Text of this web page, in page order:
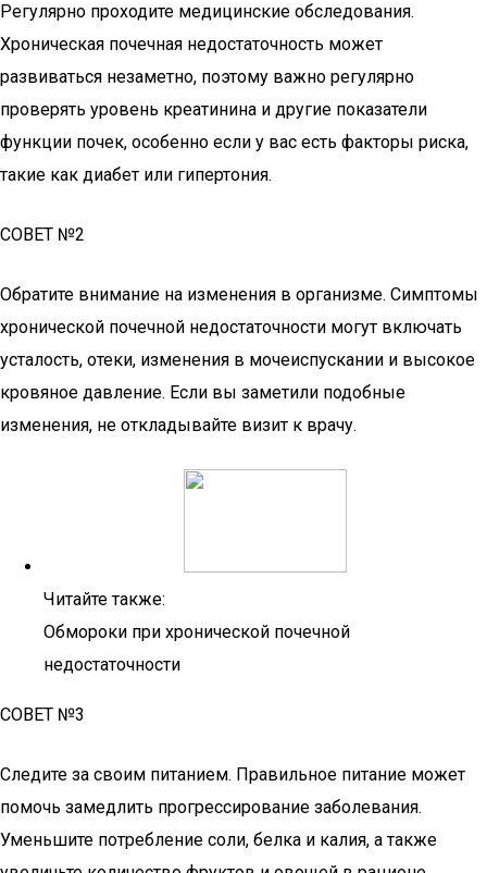
Регулярно проходите медицинские обследования.
Хроническая почечная недостаточность может
развиваться незаметно, поэтому важно регулярно
проверять уровень креатинина и другие показатели
функции почек, особенно если у вас есть факторы риска,
такие как диабет или гипертония.
СОВЕТ №2
Обратите внимание на изменения в организме. Симптомы
хронической почечной недостаточности могут включать
усталость, отеки, изменения в мочеиспускании и высокое
кровяное давление. Если вы заметили подобные
изменения, не откладывайте визит к врачу.
Читайте также:
Обмороки при хронической почечной
недостаточности
СОВЕТ №3
Следите за своим питанием. Правильное питание может
помочь замедлить прогрессирование заболевания.
Уменьшите потребление соли, белка и калия, а также